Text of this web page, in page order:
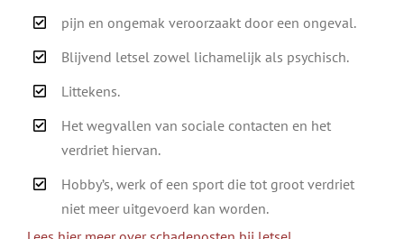
pijn en ongemak veroorzaakt door een ongeval.
Blijvend letsel zowel lichamelijk als psychisch.
Littekens.
Het wegvallen van sociale contacten en het
verdriet hiervan.
Hobby’s, werk of een sport die tot groot verdriet
niet meer uitgevoerd kan worden.